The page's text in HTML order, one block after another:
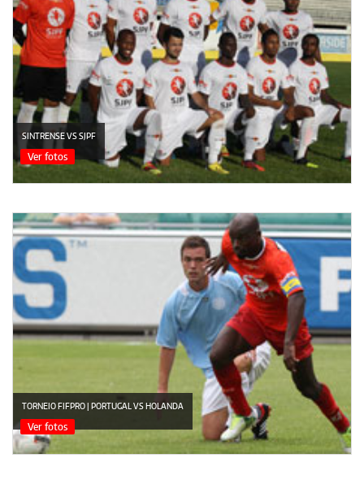
SINTRENSE VS SJPF
Ver fotos
TORNEIO FIFPRO | PORTUGAL VS HOLANDA
Ver fotos